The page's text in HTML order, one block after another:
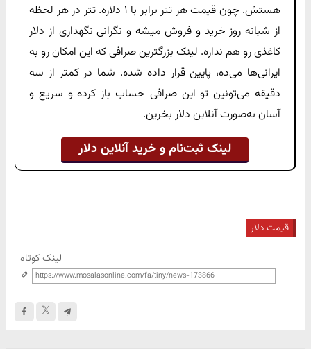
هستش. چون قیمت هر تتر برابر با ۱ دلاره. تتر در هر لحظه
از شبانه روز خرید و فروش میشه و نگرانی نگهداری از دلار
کاغذی رو هم نداره. لینک بزرگترین صرافی که این امکان رو به
ایرانی‌ها می‌ده، پایین قرار داده شده. شما در کمتر از سه
دقیقه می‌تونین تو این صرافی حساب باز کرده و سریع و
آسان به‌صورت آنلاین دلار بخرین.
لینک ثبت‌نام و خرید آنلاین دلار
قیمت دلار
لینک کوتاه